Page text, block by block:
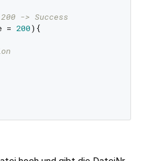
-> Success
= 200){